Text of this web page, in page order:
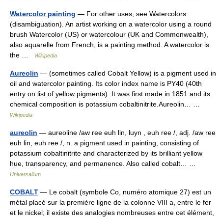
Watercolor painting — For other uses, see Watercolors
(disambiguation). An artist working on a watercolor using a round
brush Watercolor (US) or watercolour (UK and Commonwealth),
also aquarelle from French, is a painting method. A watercolor is
the …
Wikipedia
Aureolin — (sometimes called Cobalt Yellow) is a pigment used in
oil and watercolor painting. Its color index name is PY40 (40th
entry on list of yellow pigments). It was first made in 1851 and its
chemical composition is potassium cobaltinitrite.Aureolin… …
Wikipedia
aureolin — aureoline /aw ree euh lin, luyn , euh ree /, adj. /aw ree
euh lin, euh ree /, n. a pigment used in painting, consisting of
potassium cobaltinitrite and characterized by its brilliant yellow
hue, transparency, and permanence. Also called cobalt… …
Universalium
COBALT — Le cobalt (symbole Co, numéro atomique 27) est un
métal placé sur la première ligne de la colonne VIII a, entre le fer
et le nickel; il existe des analogies nombreuses entre cet élément,